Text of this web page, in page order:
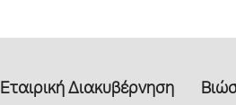
Εταιρική Διακυβέρνηση